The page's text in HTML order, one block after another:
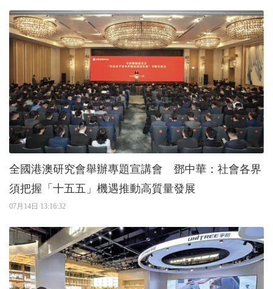
全國港澳研究會舉辦專題宣講會 鄧中華：社會各界
須把握「十五五」機遇推動高質量發展
07月14日 13:16:32